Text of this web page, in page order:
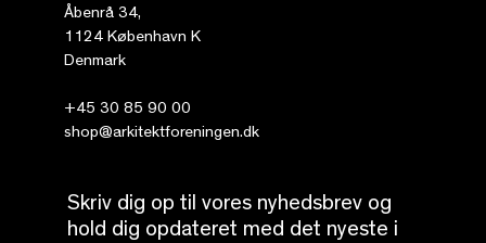
Åbenrå 34,
1124 København K
Denmark
+45 30 85 90 00
shop@arkitektforeningen.dk
Skriv dig op til vores nyhedsbrev og
hold dig opdateret med det nyeste i